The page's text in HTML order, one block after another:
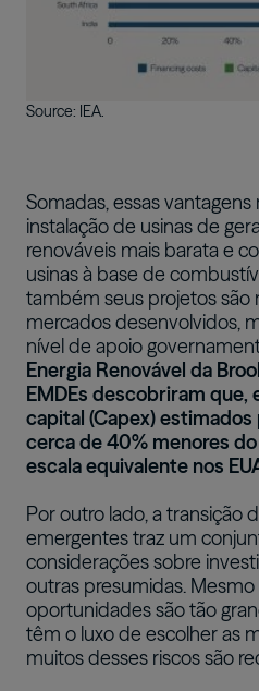
Source: IEA.
Somadas, essas
instalação de usinas de
renováveis mais barata e
usinas à base de
também seus projetos são
mercados desenvolvidos,
nível de apoio
Energia Renovável da
EMDEs descobriram que,
capital (Capex)
cerca de 40% menores
escala equivalente nos
Por outro lado, a transição
emergentes traz um
considerações sobre
outras presumidas. Mesmo
oportunidades são tão
têm o luxo de escolher as
muitos desses riscos são